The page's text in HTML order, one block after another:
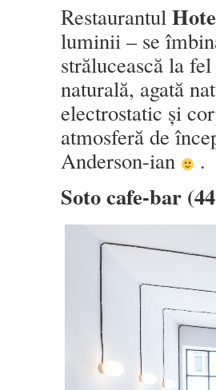
Restaurantul
luminii – se
strălucească la
naturală, agată
electrostatic și
atmosferă de
Anderson-ian
.
Soto cafe-bar